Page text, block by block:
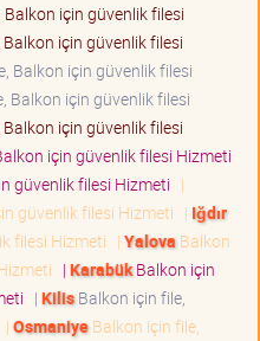
için güvenlik filesi
için güvenlik filesi
Balkon için güvenlik filesi
Balkon için güvenlik filesi
için güvenlik filesi
için güvenlik filesi Hizmeti
güvenlik filesi Hizmeti |
güvenlik filesi Hizmeti | Iğdır
filesi Hizmeti | Yalova Balkon
| KarabükBalkon için
| KilisBalkon için file,
| OsmaniyeBalkon için file,